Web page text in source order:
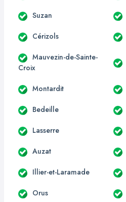
Suzan
Cérizols
Mauvezin-de-Sainte-
Croix
Montardit
Bedeille
Lasserre
Auzat
Illier-et-Laramade
Orus